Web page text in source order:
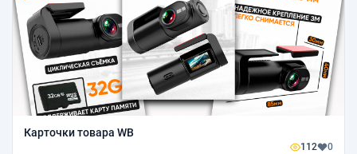
Карточки товара WB
112 0